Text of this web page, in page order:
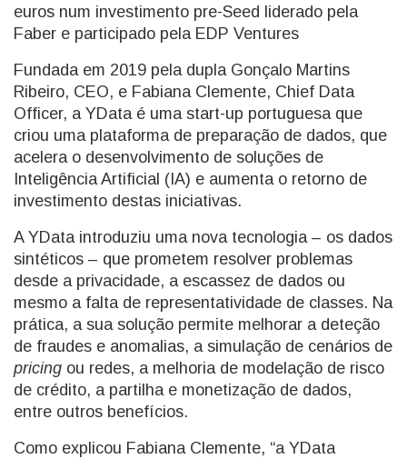
euros num investimento pre-Seed liderado pela
Faber e participado pela EDP Ventures
Fundada em 2019 pela dupla Gonçalo Martins
Ribeiro, CEO, e Fabiana Clemente, Chief Data
Officer, a YData é uma start-up portuguesa que
criou uma plataforma de preparação de dados, que
acelera o desenvolvimento de soluções de
Inteligência Artificial (IA) e aumenta o retorno de
investimento destas iniciativas.
A YData introduziu uma nova tecnologia – os dados
sintéticos – que prometem resolver problemas
desde a privacidade, a escassez de dados ou
mesmo a falta de representatividade de classes. Na
prática, a sua solução permite melhorar a deteção
de fraudes e anomalias, a simulação de cenários de
pricing ou redes, a melhoria de modelação de risco
de crédito, a partilha e monetização de dados,
entre outros benefícios.
Como explicou Fabiana Clemente, “a YData